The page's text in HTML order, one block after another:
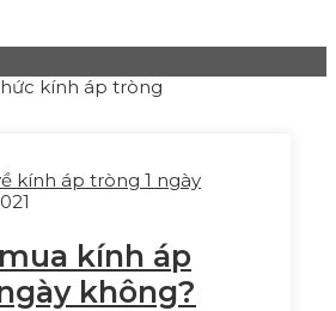
kính áp tròng
kính áp
không?